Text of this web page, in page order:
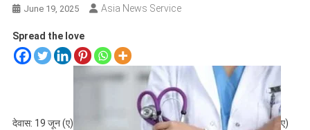
June 19, 2025 Asia News Service
Spread the love
देवास: 19 जून (ए) ए)